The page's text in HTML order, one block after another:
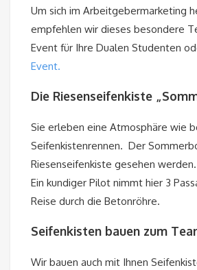
Um sich im Arbeitgebermarketing
empfehlen wir dieses besondere
Event für Ihre Dualen Studenten
Event.
Die Riesenseifenkiste
Sie erleben eine Atmosphäre wie
Seifenkistenrennen. Der
Riesenseifenkiste gesehen werden.
Ein kundiger Pilot nimmt hier 3
Reise durch die Betonröhre.
Seifenkisten bauen zum
Wir bauen auch mit Ihnen